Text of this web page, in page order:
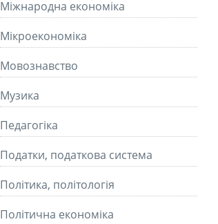
Міжнародна економіка
Мікроекономіка
Мовознавство
Музика
Педагогіка
Податки, податкова система
Політика, політологія
Політична економіка